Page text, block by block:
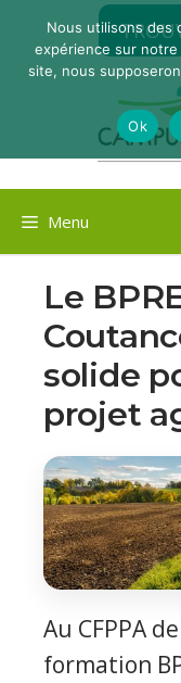
contenu
Menu
Le
solide
projet
Au CFPPA
formation
Nous utilisons des
expérience sur
site, nous
Ok